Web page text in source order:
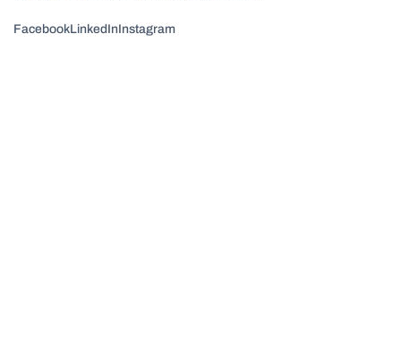
FacebookLinkedInInstagram